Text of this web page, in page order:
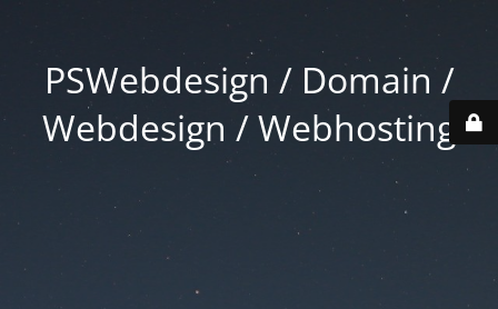
PSWebdesign / Domain /
Webdesign / Webhosting